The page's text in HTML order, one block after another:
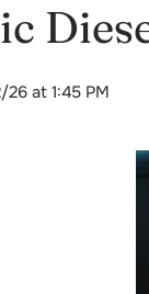
at 1:45 PM